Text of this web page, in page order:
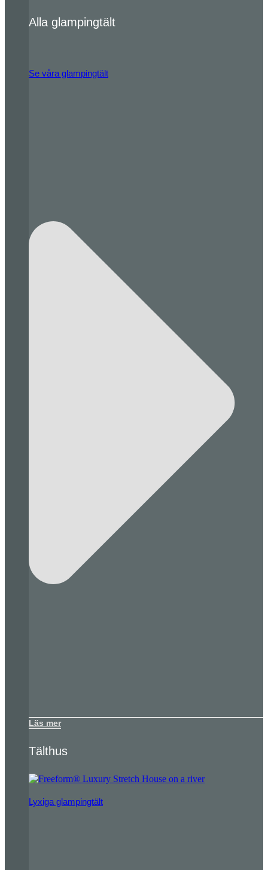
Alla glampingtält
Se våra glampingtält
Läs mer
Tälthus
Lyxiga glampingtält